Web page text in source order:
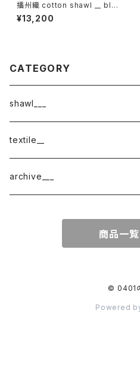
播州織 cotton shawl __ bloc
k 220-120 月鏡KW
¥13,200
CATEGORY
shawl___
cotton
border
cotton × wool
textile__
織物
archive___
商品一
© 0401
Powered